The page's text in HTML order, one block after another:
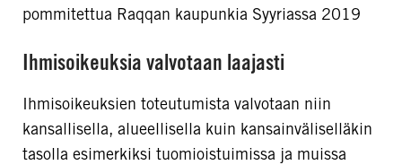
pommitettua Raqqan kaupunkia Syyriassa 2019
Ihmisoikeuksia valvotaan laajasti
Ihmisoikeuksien toteutumista valvotaan niin
kansallisella, alueellisella kuin kansainväliselläkin
tasolla esimerkiksi tuomioistuimissa ja muissa